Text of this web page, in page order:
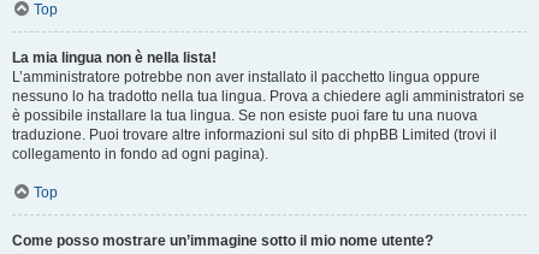
Top
La mia lingua non è nella lista!
L’amministratore potrebbe non aver installato il pacchetto lingua oppure
nessuno lo ha tradotto nella tua lingua. Prova a chiedere agli amministratori se
è possibile installare la tua lingua. Se non esiste puoi fare tu una nuova
traduzione. Puoi trovare altre informazioni sul sito di phpBB Limited (trovi il
collegamento in fondo ad ogni pagina).
Top
Come posso mostrare un’immagine sotto il mio nome utente?